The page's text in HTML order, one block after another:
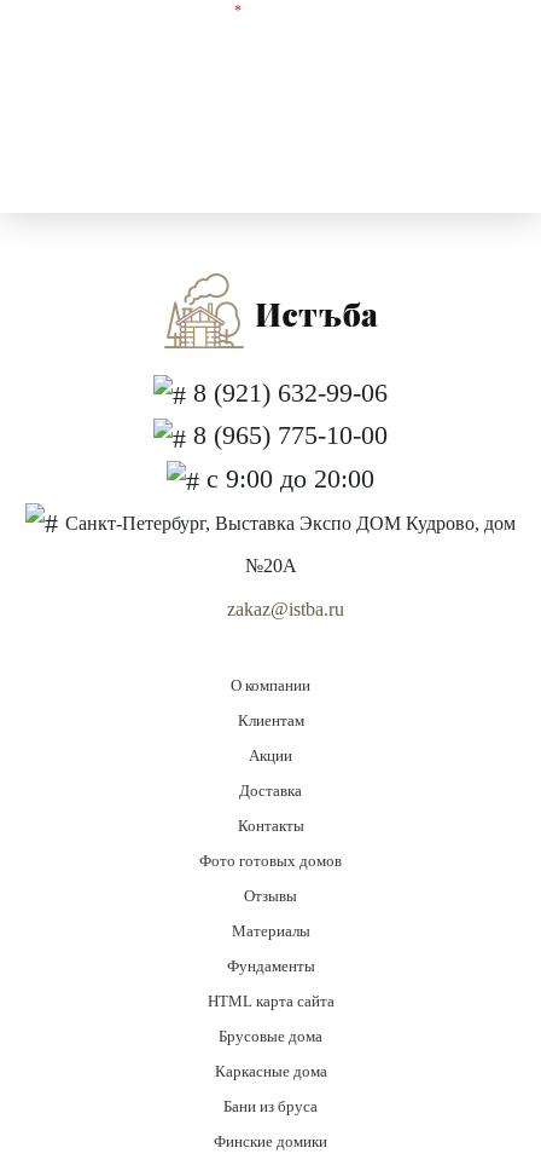
*
8 (921) 632-99-06
8 (965) 775-10-00
с 9:00 до 20:00
Санкт-Петербург, Выставка Экспо ДОМ Кудрово, дом
№20А
zakaz@istba.ru
О компании
Клиентам
Акции
Доставка
Контакты
Фото готовых домов
Отзывы
Материалы
Фундаменты
HTML карта сайта
Брусовые дома
Каркасные дома
Бани из бруса
Финские домики